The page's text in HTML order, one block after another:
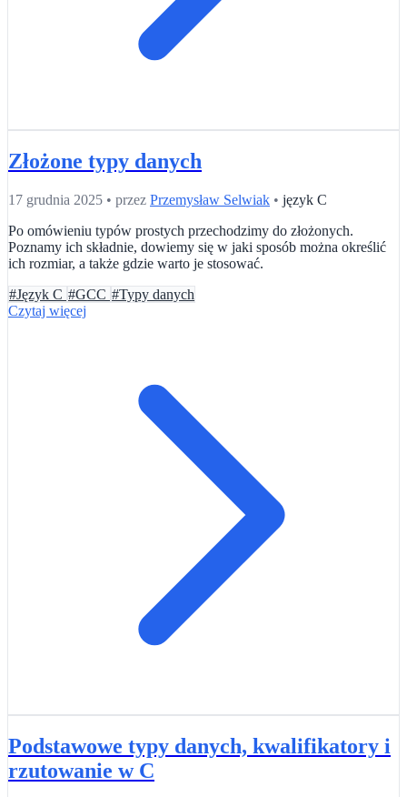
Złożone typy danych
17 grudnia 2025 • przez Przemysław Selwiak • język C
Po omówieniu typów prostych przechodzimy do złożonych.
Poznamy ich składnie, dowiemy się w jaki sposób można określić
ich rozmiar, a także gdzie warto je stosować.
#Język C #GCC #Typy danych
Czytaj więcej
Podstawowe typy danych, kwalifikatory i
rzutowanie w C